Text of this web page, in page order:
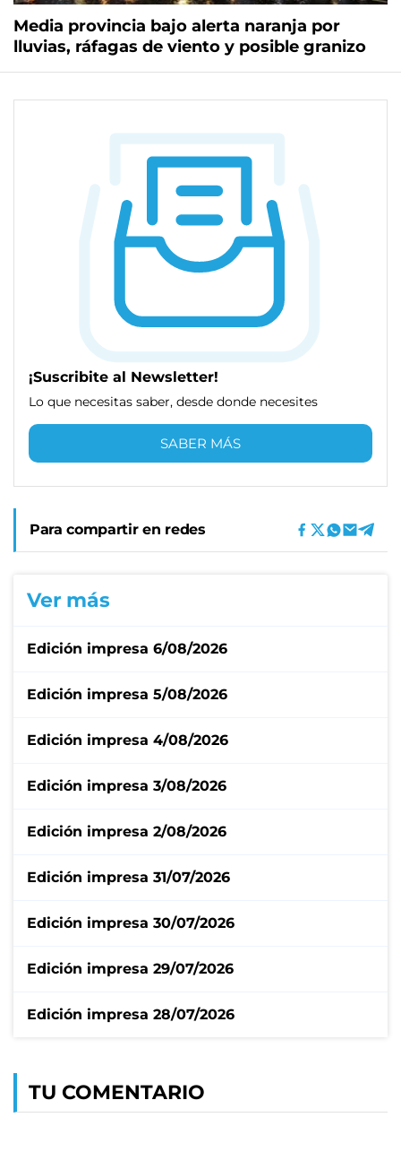
Media provincia bajo alerta naranja por
lluvias, ráfagas de viento y posible granizo
¡Suscribite al Newsletter!
Lo que necesitas saber, desde donde necesites
SABER MÁS
Para compartir en redes
Ver más
Edición impresa 6/08/2026
Edición impresa 5/08/2026
Edición impresa 4/08/2026
Edición impresa 3/08/2026
Edición impresa 2/08/2026
Edición impresa 31/07/2026
Edición impresa 30/07/2026
Edición impresa 29/07/2026
Edición impresa 28/07/2026
TU COMENTARIO